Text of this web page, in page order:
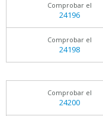
Comprobar el
24196
Comprobar el
24198
Comprobar el
24200